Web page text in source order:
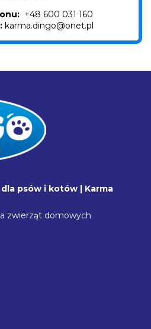
+48 600 031 160
karma.dingo@onet.pl
psów i kotów | Karma
zwierząt domowych